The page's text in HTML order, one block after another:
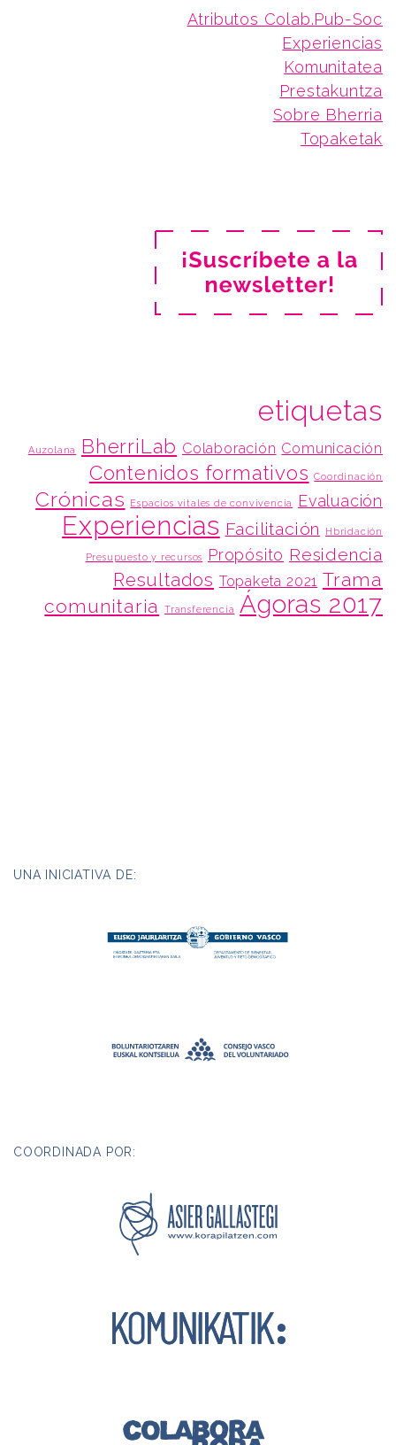
Atributos Colab.Pub-Soc
Experiencias
Komunitatea
Prestakuntza
Sobre Bherria
Topaketak
etiquetas
Auzolana BherriLab Colaboración Comunicación
Contenidos formativos Coordinación
Crónicas Espacios vitales de convivencia Evaluación
Experiencias Facilitación Hbridación
Presupuesto y recursos Propósito Residencia
Resultados Topaketa 2021 Trama
comunitaria
Transferencia Ágoras 2017
UNA INICIATIVA DE:
COORDINADA POR: